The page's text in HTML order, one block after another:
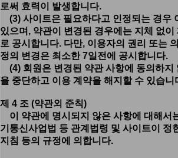
로써 효력이 발생합니다.
(3) 사이트은 필요하다고 인정되는 경우
있으며, 약관이 변경된 경우에는 지체 없
로 공시합니다. 다만, 이용자의 권리 또는
정의 변경은 최소한 7일전에 공시합니다.
(4) 회원은 변경된 약관 사항에 동의하지
을 중단하고 이용 계약을 해지할 수 있습니
제 4 조 (약관외 준칙)
이 약관에 명시되지 않은 사항에 대해서
기통신사업법 등 관계법령 및 사이트이 정
지침 등의 규정에 의합니다.